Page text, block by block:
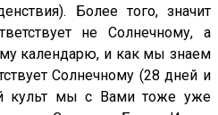
Более того, значит
не Солнечному, а
календарю, и как мы знаем
Солнечному (28 дней и
культ мы с Вами тоже уже